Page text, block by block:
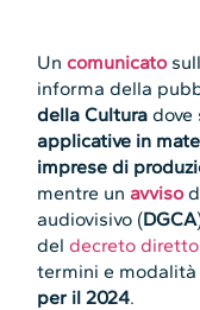
Uncomunicato
informa della
della Cultura
applicative in
imprese di
mentre un avviso
audiovisivo (DGCA
deldecreto
termini e modalità
per il 2024.